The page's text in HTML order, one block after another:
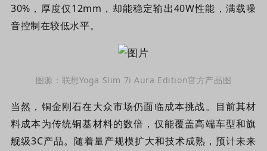
30%，厚度仅12mm，却能稳定输出40W性能，满载噪
音控制在较低水平。
图源：联想Yoga Slim 7i Aura Edition官方产品图
当然，铜金刚石在大众市场仍面临成本挑战。目前其材
料成本为传统铜基材料的数倍，仅能覆盖高端车型和旗
舰级3C产品。随着量产规模扩大和技术成熟，预计未来